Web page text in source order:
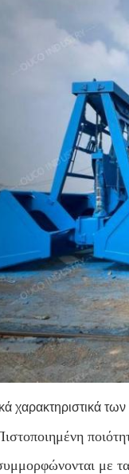
χαρακτηριστικά
με